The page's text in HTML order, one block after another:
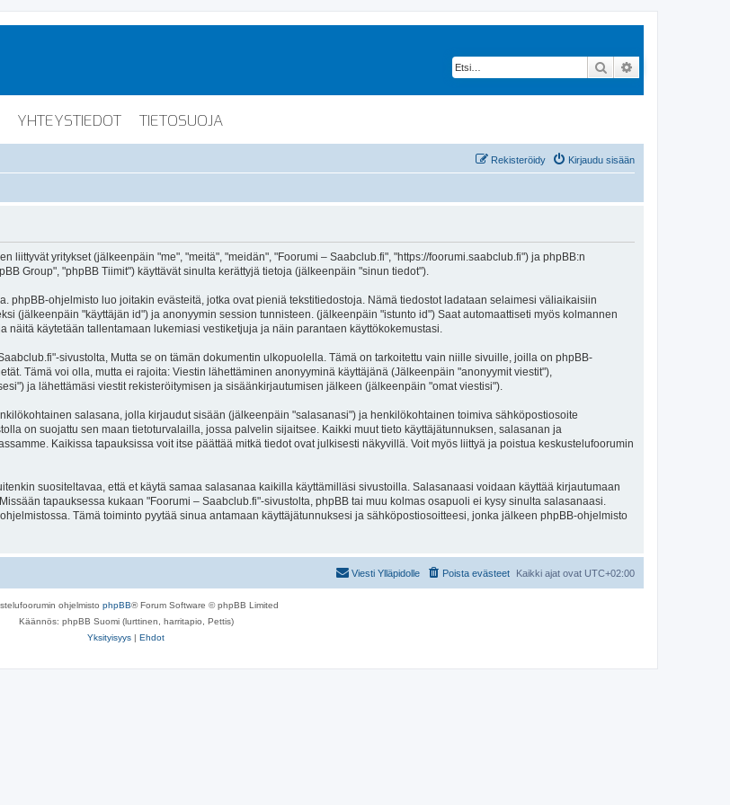
Etsi
YHTEYSTIEDOT TIETOSUOJA
Kirjaudu sisään
Rekisteröidy
liittyvät yritykset (jälkeenpäin "me", "meitä", "meidän", "Foorumi – Saabclub.fi", "https://foorumi.saabclub.fi") ja phpBB:n
Group", "phpBB Tiimit") käyttävät sinulta kerättyjä tietoja (jälkeenpäin "sinun tiedot").
phpBB-ohjelmisto luo joitakin evästeitä, jotka ovat pieniä tekstitiedostoja. Nämä tiedostot ladataan selaimesi väliaikaisiin
(jälkeenpäin "käyttäjän id") ja anonyymin session tunnisteen. (jälkeenpäin "istunto id") Saat automaattiseti myös kolmannen
käytetään tallentamaan lukemiasi vestiketjuja ja näin parantaen käyttökokemustasi.
sivustolta, Mutta se on tämän dokumentin ulkopuolella. Tämä on tarkoitettu vain niille sivuille, joilla on phpBB-
Tämä voi olla, mutta ei rajoita: Viestin lähettäminen anonyyminä käyttäjänä (Jälkeenpäin "anonyymit viestit"),
ja lähettämäsi viestit rekisteröitymisen ja sisäänkirjautumisen jälkeen (jälkeenpäin "omat viestisi").
salasana, jolla kirjaudut sisään (jälkeenpäin "salasanasi") ja henkilökohtainen toimiva sähköpostiosoite
on suojattu sen maan tietoturvalailla, jossa palvelin sijaitsee. Kaikki muut tieto käyttäjätunnuksen, salasanan ja
Kaikissa tapauksissa voit itse päättää mitkä tiedot ovat julkisesti näkyvillä. Voit myös liittyä ja poistua keskustelufoorumin
suositeltavaa, että et käytä samaa salasanaa kaikilla käyttämilläsi sivustoilla. Salasanaasi voidaan käyttää kirjautumaan
tapauksessa kukaan "Foorumi – Saabclub.fi"-sivustolta, phpBB tai muu kolmas osapuoli ei kysy sinulta salasanaasi.
Tämä toiminto pyytää sinua antamaan käyttäjätunnuksesi ja sähköpostiosoitteesi, jonka jälkeen phpBB-ohjelmisto
Kaikki ajat ovat UTC+02:00
Poista evästeet
Viesti Ylläpidolle
ohjelmisto phpBB® Forum Software © phpBB Limited
Käännös: phpBB Suomi (lurttinen, harritapio, Pettis)
Yksityisyys | Ehdot